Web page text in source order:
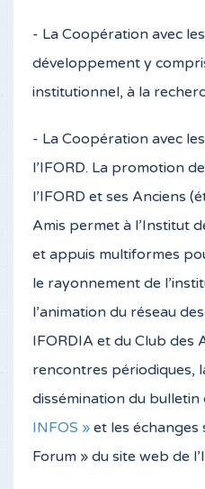
- La Coopération avec
développement y
institutionnel, à la
- La Coopération avec
l’IFORD. La promotion
l’IFORD et ses Anciens
Amis permet à l’Institut
et appuis multiformes
le rayonnement de
l’animation du réseau
IFORDIA et du Club des
rencontres périodiques,
dissémination du bulletin
INFOS » et les
Forum » du site web de